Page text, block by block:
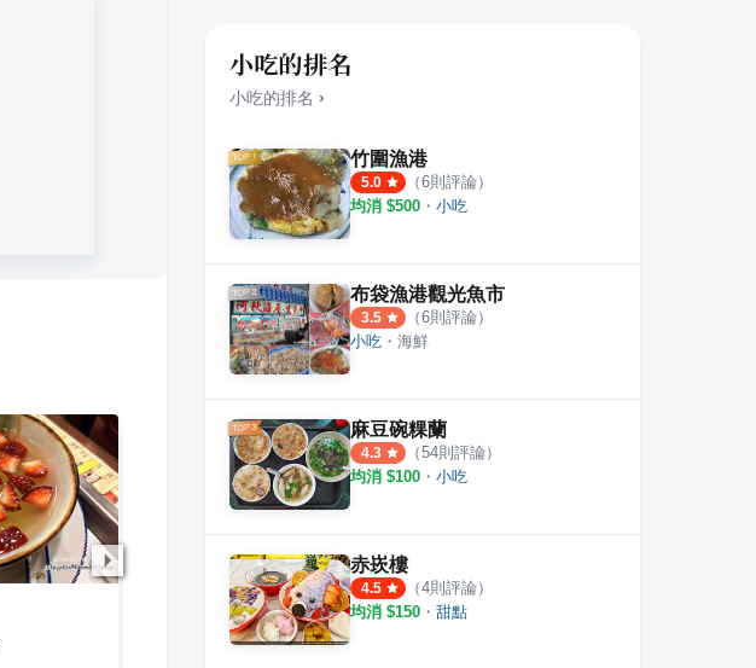
大華豬肉粿條麵
則評論
Dong Sheng Beverage
小吃的排名
小吃的排名 ›
竹圍漁港
5.0 （6則評論）
均消 $500 ・ 小吃
布袋漁港觀光魚市
3.5 （6則評論）
小吃 ・ 海鮮
麻豆碗粿蘭
4.3 （54則評論）
均消 $100 ・ 小吃
赤崁樓
4.5 （4則評論）
均消 $150 ・ 甜點